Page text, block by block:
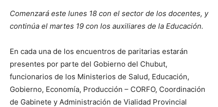
Comenzará este lunes 18 con el sector de los docentes, y
continúa el martes 19 con los auxiliares de la Educación.
En cada una de los encuentros de paritarias estarán
presentes por parte del Gobierno del Chubut,
funcionarios de los Ministerios de Salud, Educación,
Gobierno, Economía, Producción – CORFO, Coordinación
de Gabinete y Administración de Vialidad Provincial